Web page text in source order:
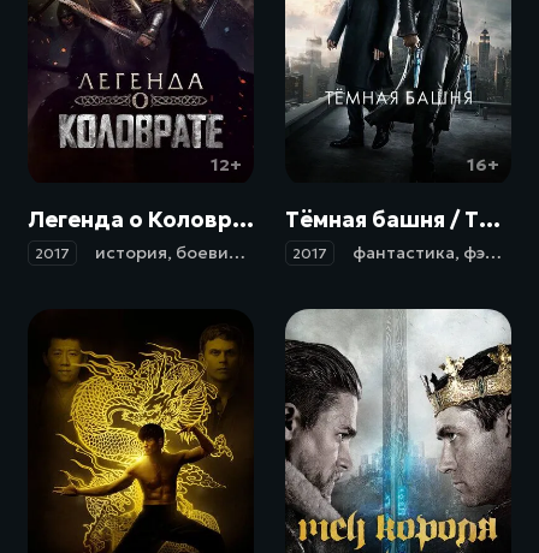
12+
Легенда о Коловрате (2017)
2017 история, боевик , фэнтези
16+
Тёмная башня / The Dark Tower (2017)
2017 фантастика, фэнтези